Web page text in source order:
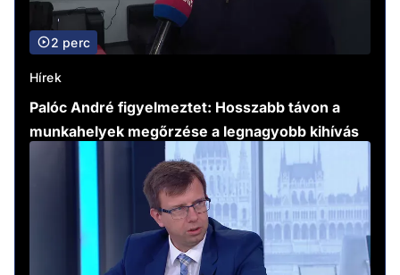
2 perc
Hírek
Palóc André figyelmeztet: Hosszabb távon a
munkahelyek megőrzése a legnagyobb kihívás